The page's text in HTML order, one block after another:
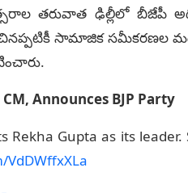
తరువాత ఢిల్లీలో బీజేపీ
సామాజిక
Announces BJP Party
Rekha Gupta as its
VdDWffxXLa